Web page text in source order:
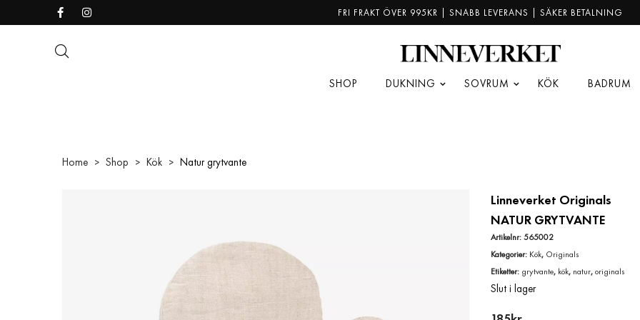
FRI FRAKT ÖVER 995KR | SNABB LEVERANS | SÄKER BETALNING
SHOP DUKNING SOVRUM KÖK BADRUM
Home > Shop > Kök > Natur grytvante
Linneverket Originals
NATUR GRYTVANTE
Artikelnr:565002
Kategorier: Kök, Originals
Etiketter: grytvante, kök, natur,originals
Slut i lager